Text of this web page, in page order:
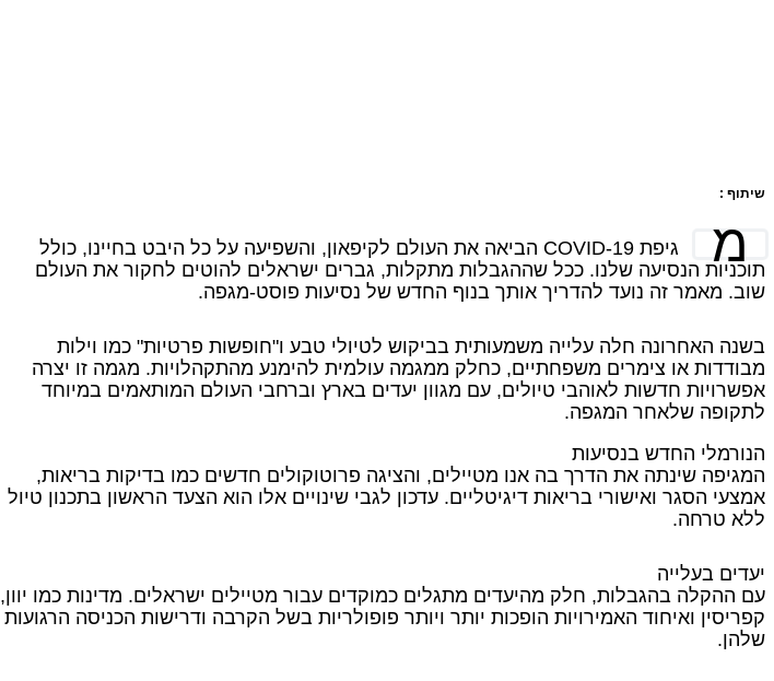
שיתוף :
מ
גיפת COVID-19 הביאה את העולם לקיפאון, והשפיעה על כל היבט בחיינו, כולל
תוכניות הנסיעה שלנו. ככל שההגבלות מתקלות, גברים ישראלים להוטים לחקור את העולם
שוב. מאמר זה נועד להדריך אותך בנוף החדש של נסיעות פוסט-מגפה.
בשנה האחרונה חלה עלייה משמעותית בביקוש לטיולי טבע ו"חופשות פרטיות" כמו וילות
מבודדות או צימרים משפחתיים, כחלק ממגמה עולמית להימנע מהתקהלויות. מגמה זו יצרה
אפשרויות חדשות לאוהבי טיולים, עם מגוון יעדים בארץ וברחבי העולם המותאמים במיוחד
לתקופה שלאחר המגפה.
הנורמלי החדש בנסיעות
המגיפה שינתה את הדרך בה אנו מטיילים, והציגה פרוטוקולים חדשים כמו בדיקות בריאות,
אמצעי הסגר ואישורי בריאות דיגיטליים. עדכון לגבי שינויים אלו הוא הצעד הראשון בתכנון טיול
ללא טרחה.
יעדים בעלייה
עם ההקלה בהגבלות, חלק מהיעדים מתגלים כמוקדים עבור מטיילים ישראלים. מדינות כמו יוון,
קפריסין ואיחוד האמירויות הופכות יותר ויותר פופולריות בשל הקרבה ודרישות הכניסה הרגועות
שלהן.